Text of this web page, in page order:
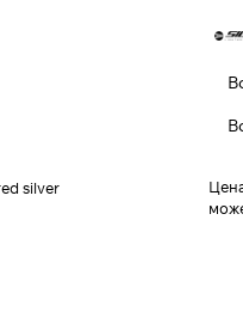
silver